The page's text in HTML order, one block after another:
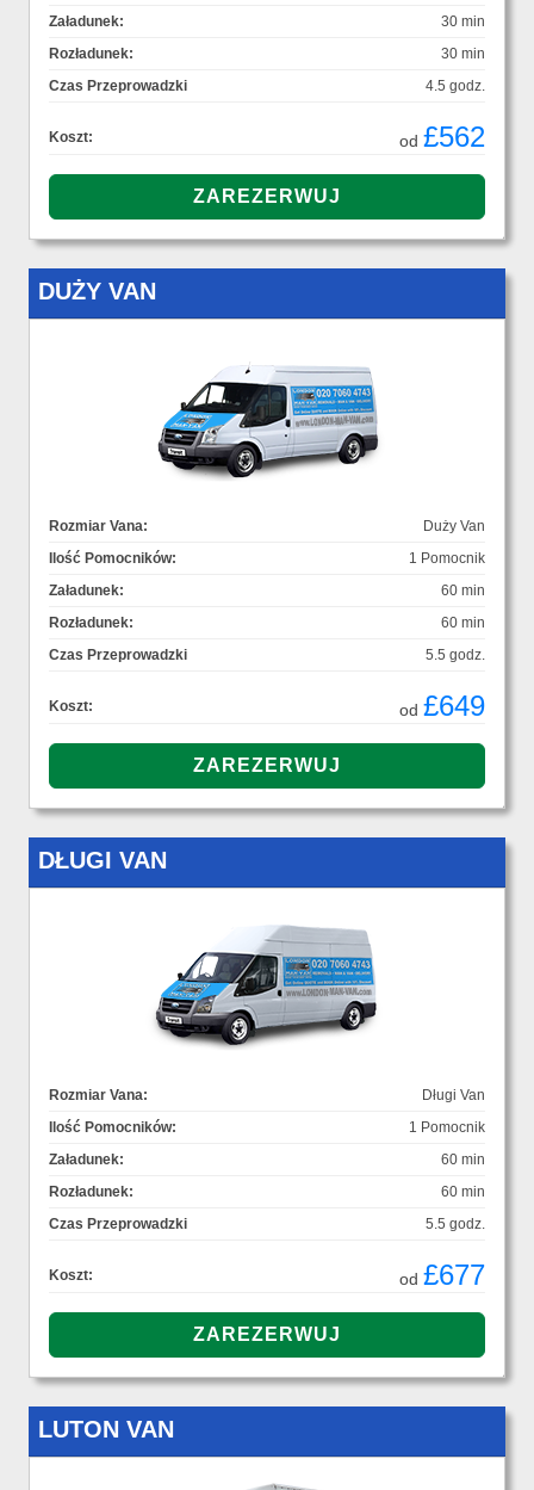
Załadunek:
30 min
Rozładunek:
30 min
Czas Przeprowadzki
4.5 godz.
Koszt: od £562
DUŻY VAN
Rozmiar Vana:
Duży Van
Ilość Pomocników:
1 Pomocnik
Załadunek:
60 min
Rozładunek:
60 min
Czas Przeprowadzki
5.5 godz.
Koszt: od £649
DŁUGI VAN
Rozmiar Vana:
Długi Van
Ilość Pomocników:
1 Pomocnik
Załadunek:
60 min
Rozładunek:
60 min
Czas Przeprowadzki
5.5 godz.
Koszt: od £677
LUTON VAN